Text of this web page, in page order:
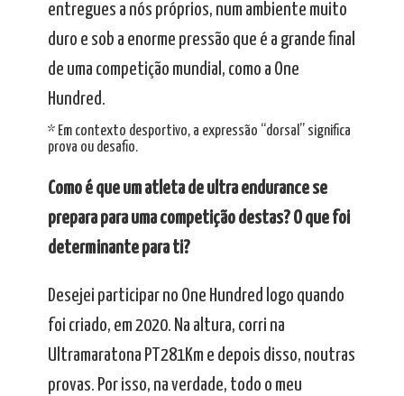
entregues a nós próprios, num ambiente muito
duro e sob a enorme pressão que é a grande final
de uma competição mundial, como a One
Hundred.
* Em contexto desportivo, a expressão “dorsal” significa
prova ou desafio.
Como é que um atleta de ultra endurance se
prepara para uma competição destas? O que foi
determinante para ti?
Desejei participar no One Hundred logo quando
foi criado, em 2020. Na altura, corri na
Ultramaratona PT281Km e depois disso, noutras
provas. Por isso, na verdade, todo o meu